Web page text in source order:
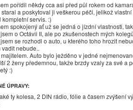
pořídil někdy cca asi před půl rokem od
a poskytoval ji veškerou péči, jelikož
kompletní servis. :)
spokojený ať už se jedná o jízdní vlastnosti,
o Octávii II, ale po zkušenostech mých
se rozhodl o auto, u kterého toho hrozit
nebude..
Auto bylo ježděno v jedné
2 ženy předemnou, takže brzdy vzaly za své a
:)
ÚPRAVY:
ty kolesa, 2 DIN rádio, fólie a časem zvýšení